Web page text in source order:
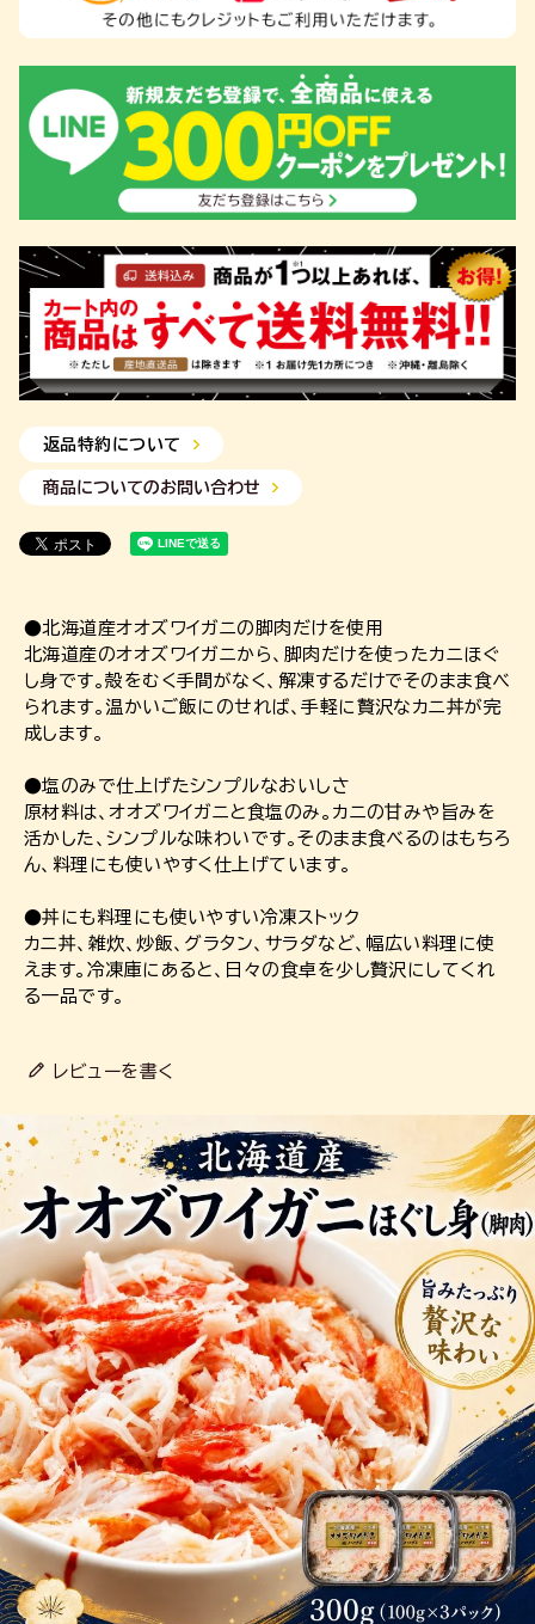
返品特約について
商品についてのお問い合わせ
●北海道産オオズワイガニの脚肉だけを使用
北海道産のオオズワイガニから、脚肉だけを使ったカニほぐ
し身です。殻をむく手間がなく、解凍するだけでそのまま食べ
られます。温かいご飯にのせれば、手軽に贅沢なカニ丼が完
成します。
●塩のみで仕上げたシンプルなおいしさ
原材料は、オオズワイガニと食塩のみ。カニの甘みや旨みを
活かした、シンプルな味わいです。そのまま食べるのはもちろ
ん、料理にも使いやすく仕上げています。
●丼にも料理にも使いやすい冷凍ストック
カニ丼、雑炊、炒飯、グラタン、サラダなど、幅広い料理に使
えます。冷凍庫にあると、日々の食卓を少し贅沢にしてくれ
る一品です。
レビューを書く